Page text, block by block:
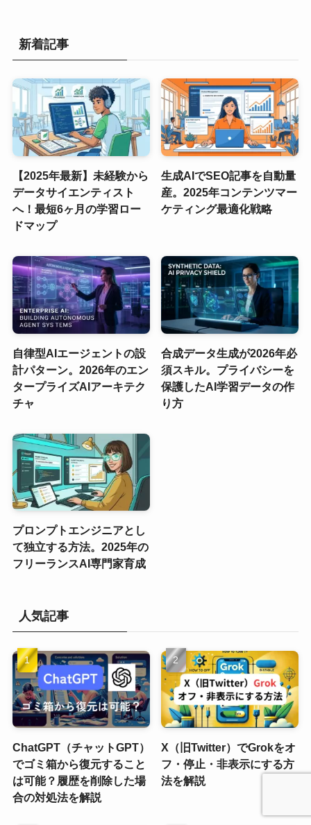
新着記事
【2025年最新】未経験から
データサイエンティスト
へ！最短6ヶ月の学習ロー
ドマップ
生成AIでSEO記事を自動量
産。2025年コンテンツマー
ケティング最適化戦略
自律型AIエージェントの設
計パターン。2026年のエン
タープライズAIアーキテク
チャ
合成データ生成が2026年必
須スキル。プライバシーを
保護したAI学習データの作
り方
プロンプトエンジニアとし
て独立する方法。2025年の
フリーランスAI専門家育成
人気記事
ChatGPT（チャットGPT）
でゴミ箱から復元すること
は可能？履歴を削除した場
合の対処法を解説
X（旧Twitter）でGrokをオ
フ・停止・非表示にする方
法を解説